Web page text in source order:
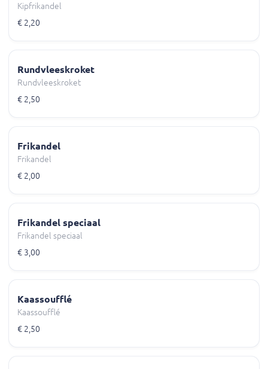
Kipfrikandel
€ 2,20
Rundvleeskroket
Rundvleeskroket
€ 2,50
Frikandel
Frikandel
€ 2,00
Frikandel speciaal
Frikandel speciaal
€ 3,00
Kaassoufflé
Kaassoufflé
€ 2,50